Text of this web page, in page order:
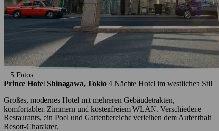
+ 5 Fotos
Prince Hotel Shinagawa, Tokio 4 Nächte Hotel im westlichen Stil
Großes, modernes Hotel mit mehreren Gebäudetrakten,
komfortablen Zimmern und kostenfreiem WLAN. Verschiedene
Restaurants, ein Pool und Gartenbereiche verleihen dem Aufenthalt
Resort-Charakter.